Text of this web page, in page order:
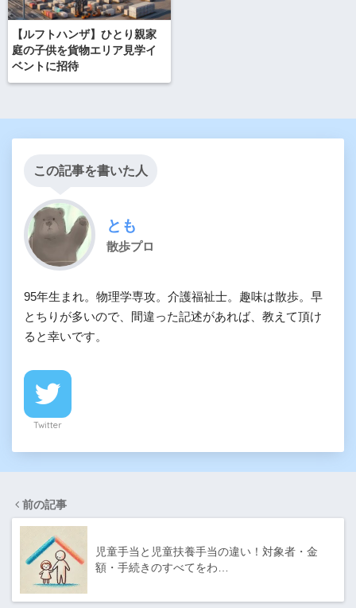
【ルフトハンザ】ひとり親家
庭の子供を貨物エリア見学イ
ベントに招待
この記事を書いた人
とも
散歩プロ
95年生まれ。物理学専攻。介護福祉士。趣味は散歩。早
とちりが多いので、間違った記述があれば、教えて頂け
ると幸いです。
Twitter
前の記事
児童手当と児童扶養手当の違い！対象者・金
額・手続きのすべてをわ…